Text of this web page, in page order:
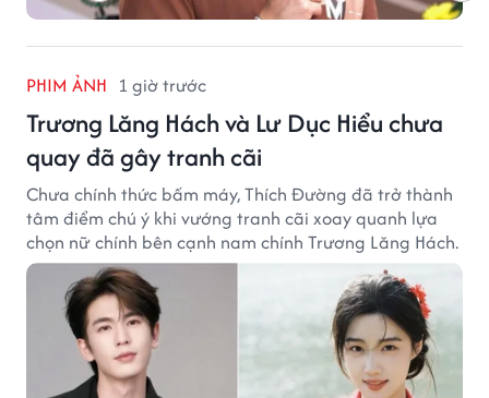
PHIM ẢNH 1 giờ trước
Trương Lăng Hách và Lư Dục Hiểu chưa
quay đã gây tranh cãi
Chưa chính thức bấm máy, Thích Đường đã trở thành
tâm điểm chú ý khi vướng tranh cãi xoay quanh lựa
chọn nữ chính bên cạnh nam chính Trương Lăng Hách.